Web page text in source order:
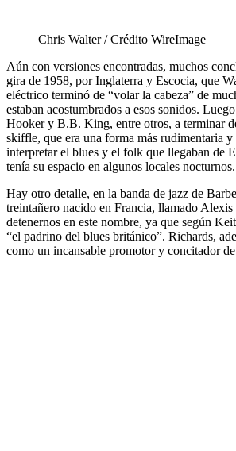
Chris Walter / Crédito WireImage
Aún con versiones encontradas, muchos
gira de 1958, por Inglaterra y Escocia, que
eléctrico terminó de “volar la cabeza” de
estaban acostumbrados a esos sonidos.
Hooker y B.B. King, entre otros, a terminar
skiffle, que era una forma más rudimentaria y
interpretar el blues y el folk que llegaban de
tenía su espacio en algunos locales nocturnos.
Hay otro detalle, en la banda de jazz de
treintañero nacido en Francia, llamado
detenernos en este nombre, ya que según
“el padrino del blues británico”. Richards,
como un incansable promotor y concitador